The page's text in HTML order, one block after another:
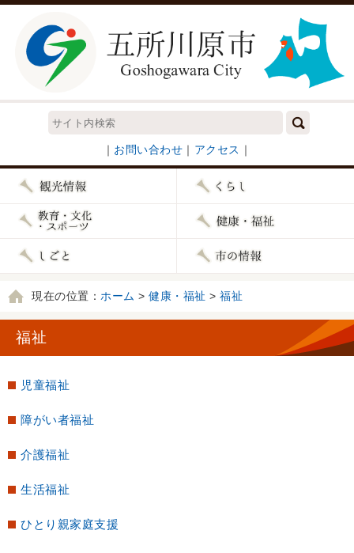
｜ お問い合わせ ｜ アクセス ｜
現在の位置： ホーム > 健康・福祉 > 福祉
福祉
児童福祉
障がい者福祉
介護福祉
生活福祉
ひとり親家庭支援